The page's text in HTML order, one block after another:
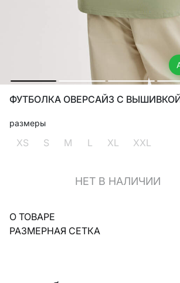
ФУТБОЛКА ОВЕРСАЙЗ С
размеры
XS S M L XL XXL
НЕТ В НАЛИЧИИ
О ТОВАРЕ
РАЗМЕРНАЯ СЕТКА